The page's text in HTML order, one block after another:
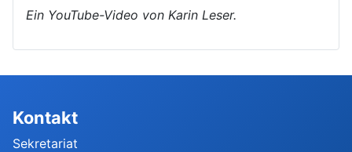
Ein YouTube-Video von Karin Leser.
Kontakt
Sekretariat